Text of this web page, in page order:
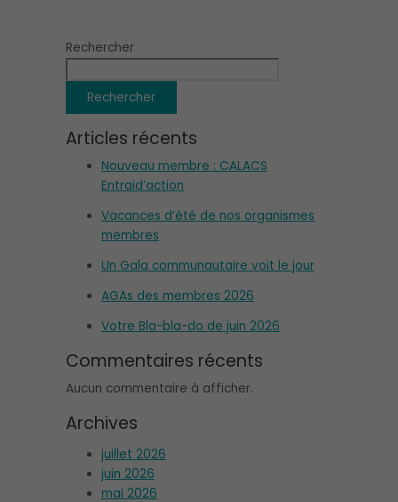
Rechercher
Rechercher
Articles récents
Nouveau membre : CALACS
Entraid’action
Vacances d’été de nos organismes
membres
Un Gala communautaire voit le jour
AGAs des membres 2026
Votre Bla-bla-do de juin 2026
Commentaires récents
Aucun commentaire à afficher.
Archives
juillet 2026
juin 2026
mai 2026